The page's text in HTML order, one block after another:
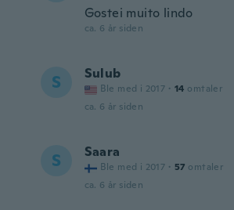
Gostei muito lindo
ca. 6 år siden
S Sulub
Ble med i 2017 · 14 omtaler
ca. 6 år siden
S Saara
Ble med i 2017 · 57 omtaler
ca. 6 år siden